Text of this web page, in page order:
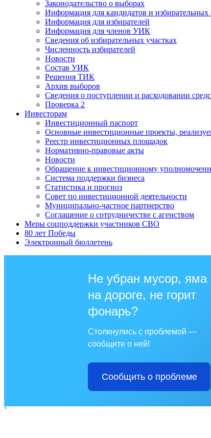
Законодательство о выборах
Информация для кандидатов и
Информация для избирателей
Информация для членов УИК
Сведения об избирательных участках
Численность избирателей
Новости
Состав УИК
Решения ТИК
Архив выборов
Сведения о поступлении и расходовании
Проверка 2
Инвесторам
Инвестиционный паспорт
Основные инвестиционные проекты,
Реестр инвестиционных площадок
Нормативно-правовые акты
Новости
Обращение к инвестиционному
Система поддержки бизнеса
Статистика и прогноз
Совет по инвестиционной деятельности
Муниципально-частное партнерство
Соглашение о сотрудничестве с агенством
Меры соцподдержки участников СВО
80 лет Победы
Электронный бюллетень
Не убран мусор, яма
на дороге, не горит
фонарь?
Столкнулись с проблемой —
сообщите о ней!
Сообщить о проблеме
`